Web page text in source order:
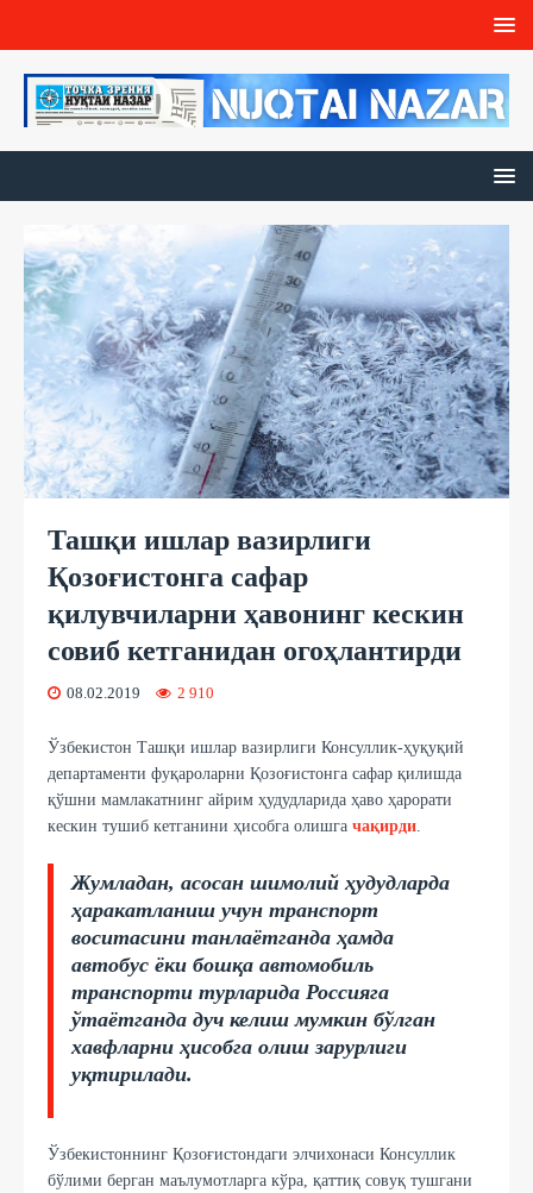
Ташқи ишлар вазирлиги
Қозоғистонга сафар
қилувчиларни ҳавонинг кескин
совиб кетганидан огоҳлантирди
08.02.2019 2 910
Ўзбекистон Ташқи ишлар вазирлиги Консуллик-ҳуқуқий
департаменти фуқароларни Қозоғистонга сафар қилишда
қўшни мамлакатнинг айрим ҳудудларида ҳаво ҳарорати
кескин тушиб кетганини ҳисобга олишга чақирди
Жумладан, асосан шимолий ҳудудларда
ҳаракатланиш учун транспорт
воситасини танлаётганда ҳамда
автобус ёки бошқа автомобиль
транспорти турларида Россияга
ўтаётганда дуч келиш мумкин бўлган
хавфларни ҳисобга олиш зарурлиги
уқтирилади.
Ўзбекистоннинг Қозоғистондаги элчихонаси Консуллик
бўлими берган маълумотларга кўра, қаттиқ совуқ тушгани